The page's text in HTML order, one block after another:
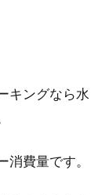
キが遠いと思
てから、お店の人
けど、やけにブレ
キングなら水
費量です。